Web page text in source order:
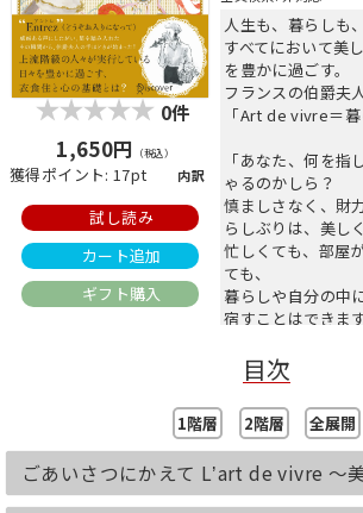
0件
1,650円 （税込）
獲得ポイント: 17pt 内訳
試し読み
カート追加
ギフト購入
人生も、暮らしも
すべてにおいて美
を豊かに過ごす。
フランスの伯爵夫
「Art de vivre＝
「あなた、何を指
ゃるのかしら？
慎ましさなく、財
らしぶりは、美し
忙しくても、部屋
ても、
暮らしや自分の中
宿すことはできま
み入れたそのとき
「暮らしの美学」
た！
18世紀から続くフ
だ日本人の著者が
寧に、心豊かに生
心の持ち方を一挙
目次
1階層 2階層 全展開
ごあいさつにかえて Lʼart de vivre ～